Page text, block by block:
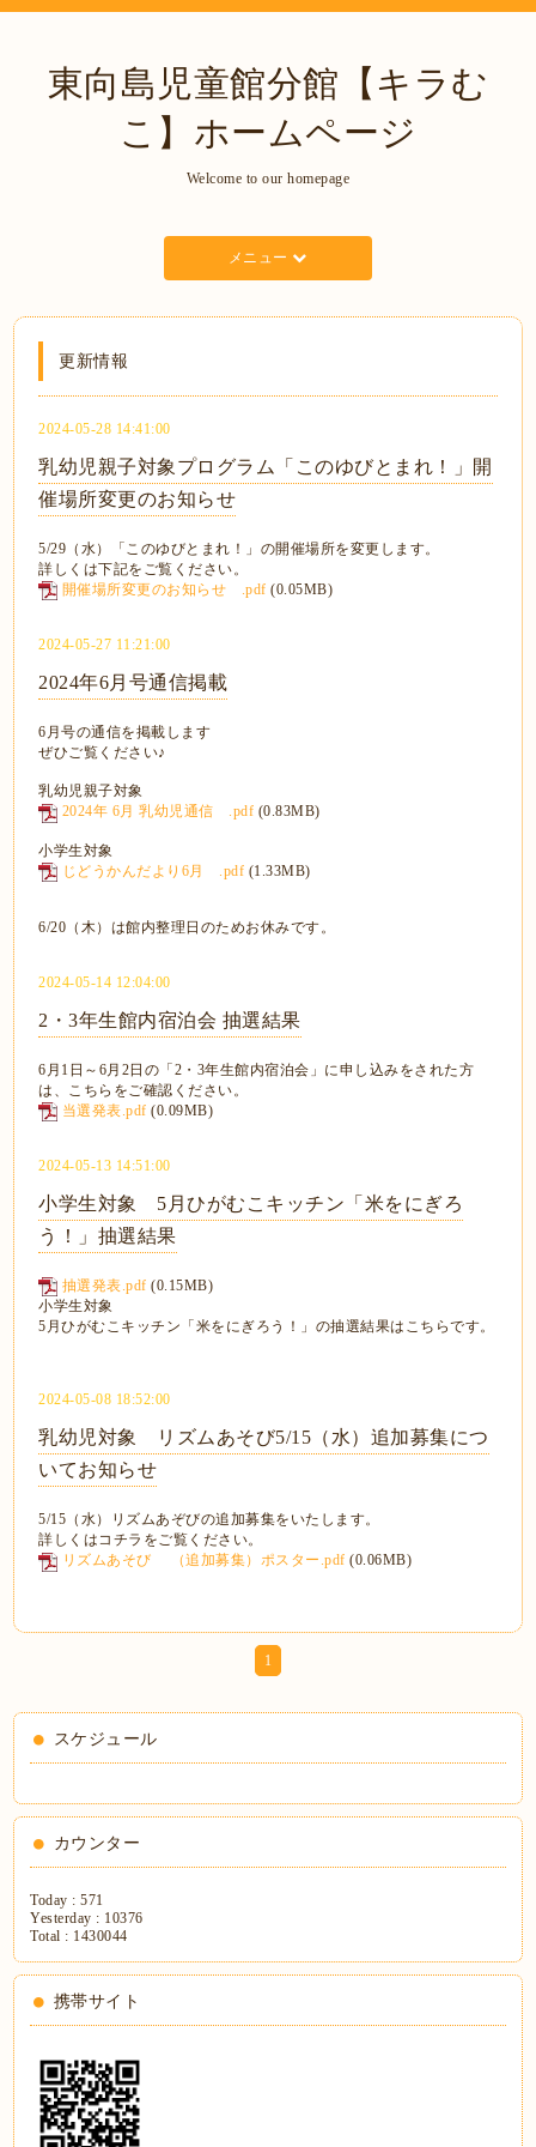
東向島児童館分館【キラむ
こ】ホームページ
Welcome to our homepage
メニュー
更新情報
2024-05-28 14:41:00
乳幼児親子対象プログラム「このゆびとまれ！」開
催場所変更のお知らせ
5/29（水）「このゆびとまれ！」の開催場所を変更します。
詳しくは下記をご覧ください。
開催場所変更のお知らせ .pdf (0.05MB)
2024-05-27 11:21:00
2024年6月号通信掲載
6月号の通信を掲載します
ぜひご覧ください♪
乳幼児親子対象
2024年 6月 乳幼児通信 .pdf (0.83MB)
小学生対象
じどうかんだより6月 .pdf (1.33MB)
6/20（木）は館内整理日のためお休みです。
2024-05-14 12:04:00
2・3年生館内宿泊会 抽選結果
6月1日～6月2日の「2・3年生館内宿泊会」に申し込みをされた方
は、こちらをご確認ください。
当選発表.pdf (0.09MB)
2024-05-13 14:51:00
小学生対象 5月ひがむこキッチン「米をにぎろ
う！」抽選結果
抽選発表.pdf (0.15MB)
小学生対象
5月ひがむこキッチン「米をにぎろう！」の抽選結果はこちらです。
2024-05-08 18:52:00
乳幼児対象 リズムあそび5/15（水）追加募集につ
いてお知らせ
5/15（水）リズムあぞびの追加募集をいたします。
詳しくはコチラをご覧ください。
リズムあそび （追加募集）ポスター.pdf (0.06MB)
1
スケジュール
カウンター
Today :571
Yesterday : 10376
Total : 1430044
携帯サイト